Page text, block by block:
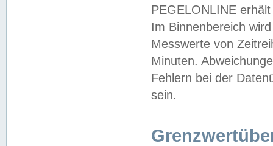
PEGELONLINE
Im Binnenbereich
Messwerte von
Minuten.
Fehlern bei der
sein.